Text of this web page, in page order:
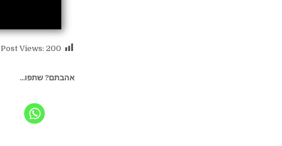
Post Views: 200
אהבתם? שתפו...